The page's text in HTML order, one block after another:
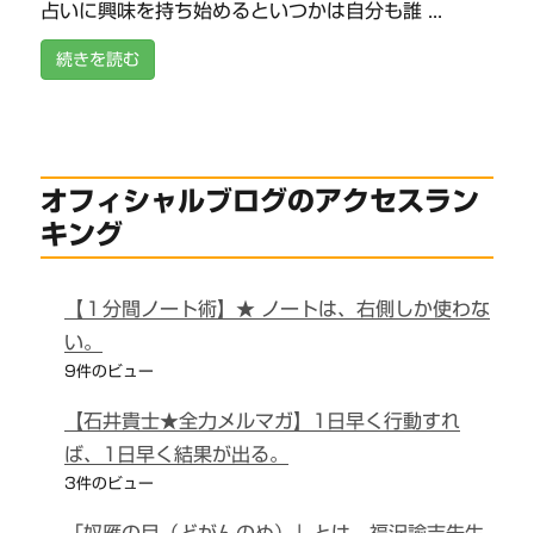
占いに興味を持ち始めるといつかは自分も誰 ...
続きを読む
オフィシャルブログのアクセスラン
キング
【１分間ノート術】★ ノートは、右側しか使わな
い。
9件のビュー
【石井貴士★全力メルマガ】1日早く行動すれ
ば、1日早く結果が出る。
3件のビュー